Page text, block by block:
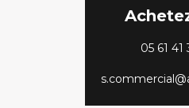
05 61 41